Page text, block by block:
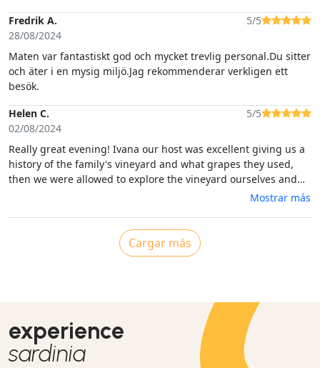
the host to enhance the experience (dedicated group tour,
winery history, more menu explanations). We would also
bad (candles, electric zapper).
Fredrik A.
28/08/2024
5/5
Maten var fantastiskt god och mycket trevlig personal.Du sitter
och äter i en mysig miljö.Jag rekommenderar verkligen ett
besök.
Helen C.
02/08/2024
5/5
Really great evening! Ivana our host was excellent giving us a
history of the family's vineyard and what grapes they used,
then we were allowed to explore the vineyard ourselves and
afterwards sat down to drink some delicious wine Chardonnay
father. All the ingredients were fresh and came from their
farm. We thoroughly enjoyed ourselves and all said i it was
Mostrar más
Cargar más
experience
sardinia